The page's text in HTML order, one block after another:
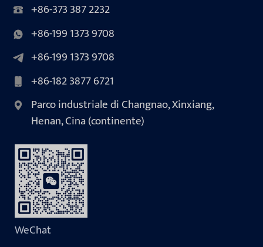
+86-373 387 2232
+86-199 1373 9708
+86-199 1373 9708
+86-182 3877 6721
Parco industriale di Changnao, Xinxiang,
Henan, Cina (continente)
WeChat